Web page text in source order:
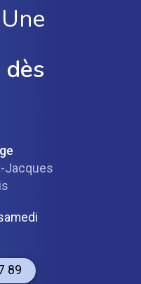
Jacques
89